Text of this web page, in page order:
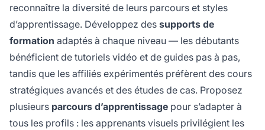
reconnaître la diversité de leurs parcours et styles
d’apprentissage. Développez des supports de
formation adaptés à chaque niveau — les débutants
bénéficient de tutoriels vidéo et de guides pas à pas,
tandis que les affiliés expérimentés préfèrent des cours
stratégiques avancés et des études de cas. Proposez
plusieurs parcours d’apprentissage pour s’adapter à
tous les profils : les apprenants visuels privilégient les